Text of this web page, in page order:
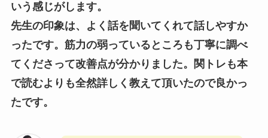
いう感じがします。
先生の印象は、よく話を聞いてくれて話しやすか
ったです。筋力の弱っているところも丁寧に調べ
てくださって改善点が分かりました。関トレも本
で読むよりも全然詳しく教えて頂いたので良かっ
たです。